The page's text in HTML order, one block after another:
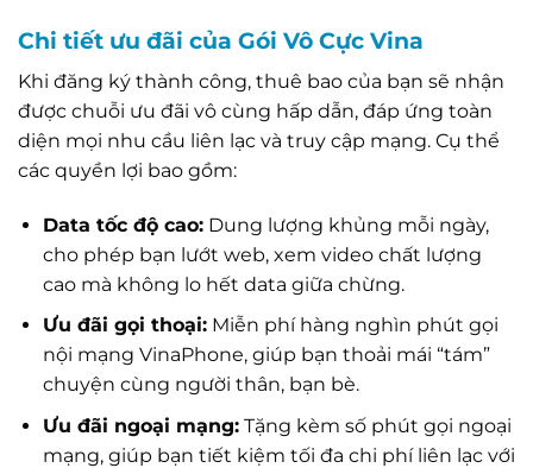
Chi tiết ưu đãi của Gói Vô Cực Vina
Khi đăng ký thành công, thuê bao của bạn sẽ nhận
được chuỗi ưu đãi vô cùng hấp dẫn, đáp ứng toàn
diện mọi nhu cầu liên lạc và truy cập mạng. Cụ thể
các quyền lợi bao gồm:
Data tốc độ cao:Dung lượng khủng mỗi ngày,
cho phép bạn lướt web, xem video chất lượng
cao mà không lo hết data giữa chừng.
Ưu đãi gọi thoại:Miễn phí hàng nghìn phút gọi
nội mạng VinaPhone, giúp bạn thoải mái “tám”
chuyện cùng người thân, bạn bè.
Ưu đãi ngoại mạng:Tặng kèm số phút gọi ngoại
mạng, giúp bạn tiết kiệm tối đa chi phí liên lạc với